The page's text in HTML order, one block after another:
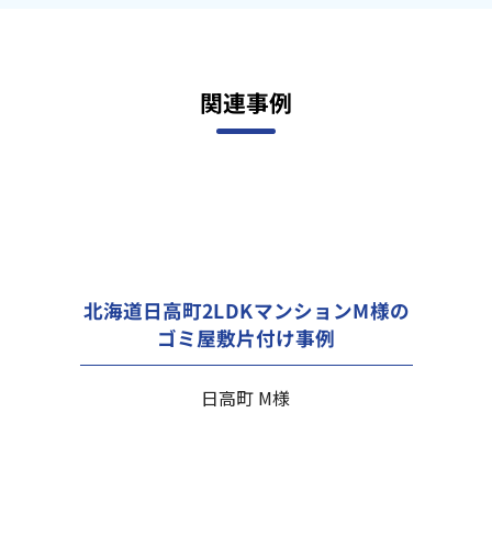
関連事例
北海道日高町2LDKマンションM様の
ゴミ屋敷片付け事例
日高町 M様